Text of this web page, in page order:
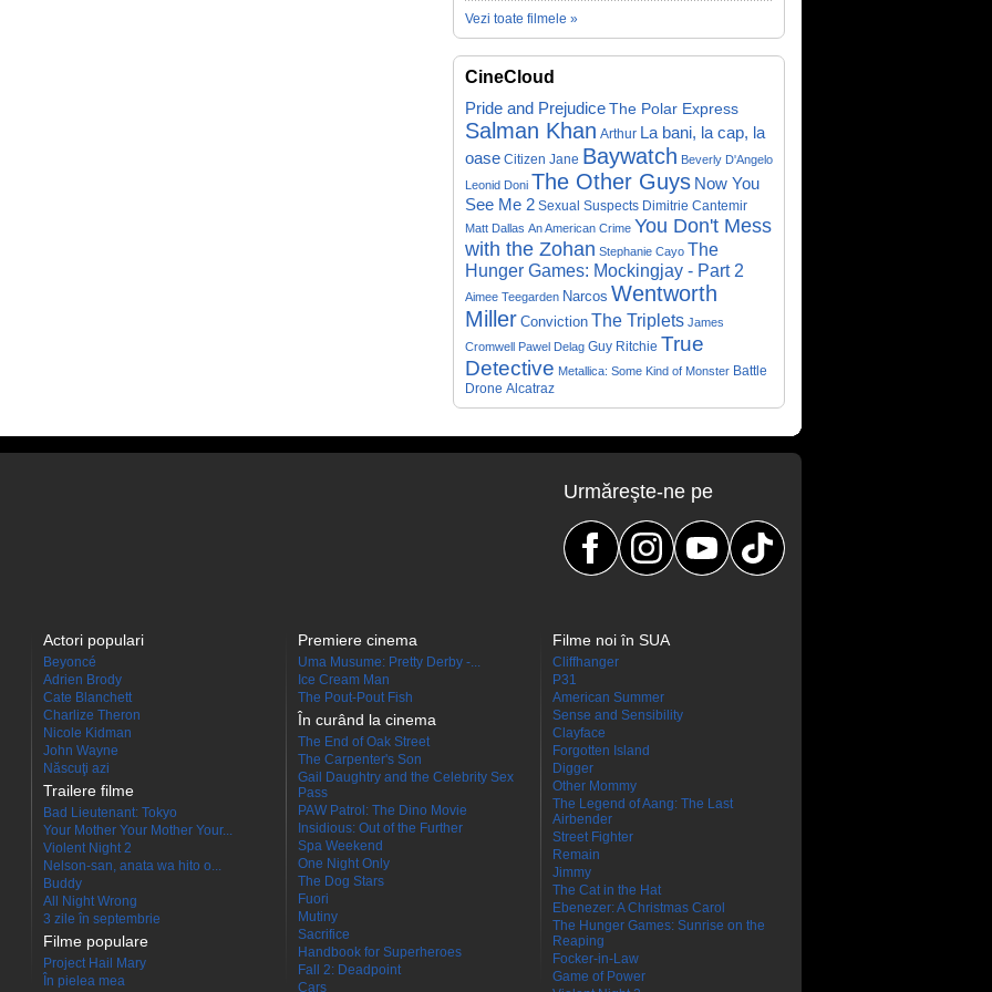
Vezi toate filmele »
CineCloud
Pride and PrejudiceThe Polar Express
Salman Khan Arthur La bani, la cap, la
oase Citizen Jane Baywatch Beverly D'Angelo
Leonid Doni The Other Guys Now You
See Me 2 Sexual Suspects Dimitrie Cantemir
Matt Dallas An American Crime You Don't Mess
with the Zohan Stephanie Cayo The
Hunger Games: Mockingjay - Part 2
Aimee Teegarden Narcos Wentworth
Miller Conviction The Triplets James
Cromwell Pawel Delag Guy Ritchie True
Detective Metallica: Some Kind of Monster Battle
Drone Alcatraz
Urmăreşte-ne pe
Actori populari
Beyoncé
Adrien Brody
Cate Blanchett
Charlize Theron
Nicole Kidman
John Wayne
Născuţi azi
Trailere filme
Bad Lieutenant: Tokyo
Your Mother Your Mother Your...
Violent Night 2
Nelson-san, anata wa hito o...
Buddy
All Night Wrong
3 zile în septembrie
Filme populare
Project Hail Mary
În pielea mea
Premiere cinema
Uma Musume: Pretty Derby -...
Ice Cream Man
The Pout-Pout Fish
În curând la cinema
The End of Oak Street
The Carpenter's Son
Gail Daughtry and the Celebrity Sex
Pass
PAW Patrol: The Dino Movie
Insidious: Out of the Further
Spa Weekend
One Night Only
The Dog Stars
Fuori
Mutiny
Sacrifice
Handbook for Superheroes
Fall 2: Deadpoint
Cars
Filme noi în SUA
Cliffhanger
P31
American Summer
Sense and Sensibility
Clayface
Forgotten Island
Digger
Other Mommy
The Legend of Aang: The Last
Airbender
Street Fighter
Remain
Jimmy
The Cat in the Hat
Ebenezer: A Christmas Carol
The Hunger Games: Sunrise on the
Reaping
Focker-in-Law
Game of Power